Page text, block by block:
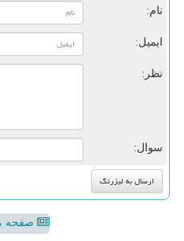
نام:
ایمیل:
نظر:
سوال:
صفحه